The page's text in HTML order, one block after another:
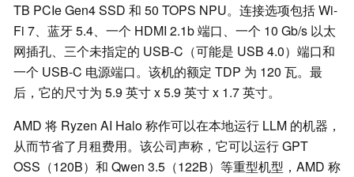
TB PCIe Gen4 SSD 和 50 TOPS NPU。连接选项包括 Wi-
Fi 7、蓝牙 5.4、一个 HDMI 2.1b 端口、一个 10 Gb/s 以太
网插孔、三个未指定的 USB-C（可能是 USB 4.0）端口和
一个 USB-C 电源端口。该机的额定 TDP 为 120 瓦。最
后，它的尺寸为 5.9 英寸 x 5.9 英寸 x 1.7 英寸。
AMD 将 Ryzen AI Halo 称作可以在本地运行 LLM 的机器，
从而节省了月租费用。该公司声称，它可以运行 GPT
OSS（120B）和 Qwen 3.5（122B）等重型机型，AMD 称